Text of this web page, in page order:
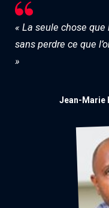
« La seule chose que
sans perdre ce que
»
Jean-Marie